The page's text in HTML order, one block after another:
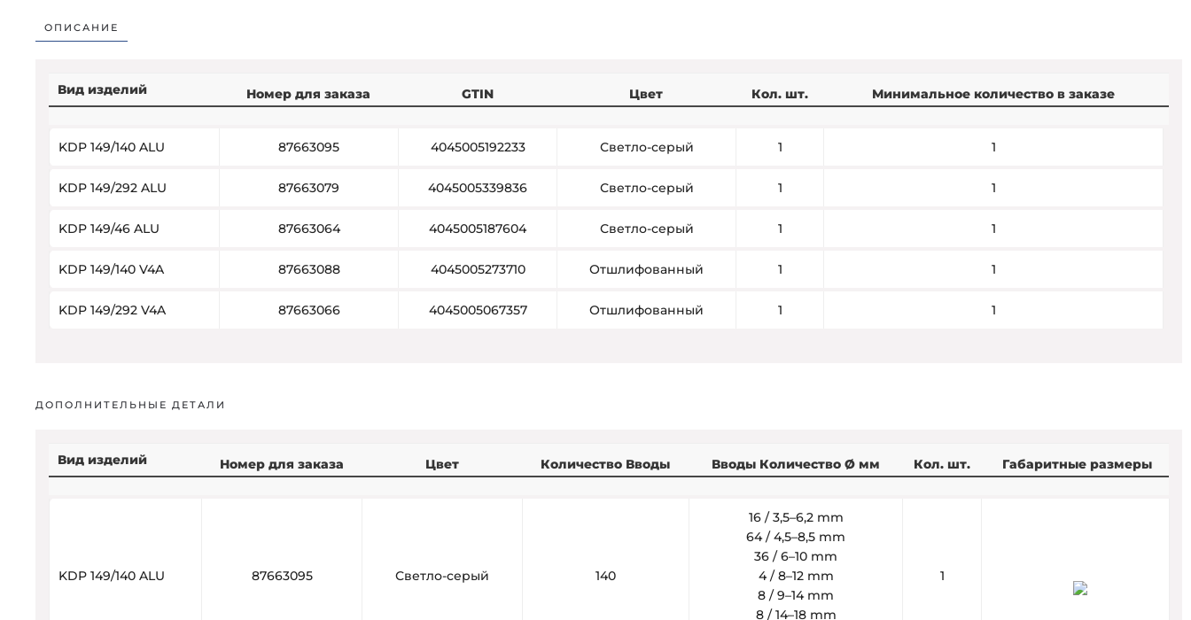
ОПИСАНИЕ
Вид изделий Номер для заказа GTIN Цвет Кол. шт. Минимальное количество в заказе
KDP 149/140 ALU 87663095 4045005192233 Светло-серый 1 1
KDP 149/292 ALU 87663079 4045005339836 Светло-серый 1 1
KDP 149/46 ALU 87663064 4045005187604 Светло-серый 1 1
KDP 149/140 V4A 87663088 4045005273710 Отшлифованный 1 1
KDP 149/292 V4A 87663066 4045005067357 Отшлифованный 1 1
ДОПОЛНИТЕЛЬНЫЕ ДЕТАЛИ
Вид изделий Номер для заказа Цвет Количество Вводы Вводы Количество Ø мм Кол. шт. Габаритные размеры
KDP 149/140 ALU 87663095 Светло-серый 140
16 / 3,5–6,2 mm
64 / 4,5–8,5 mm
36 / 6–10 mm
4 / 8–12 mm
8 / 9–14 mm
8 / 14–18 mm
1